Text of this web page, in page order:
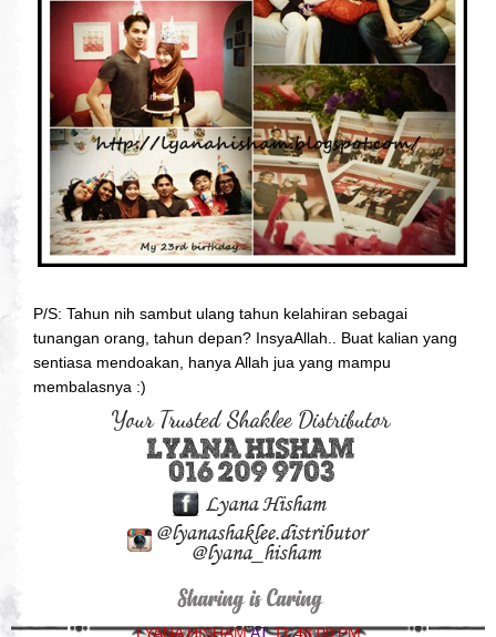
P/S: Tahun nih sambut ulang tahun kelahiran sebagai
tunangan orang, tahun depan? InsyaAllah.. Buat kalian yang
sentiasa mendoakan, hanya Allah jua yang mampu
membalasnya :)
LYANA HISHAMAT11:48:00 PM